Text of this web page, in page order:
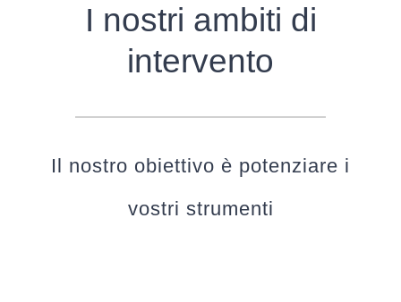
I nostri ambiti di
intervento
Il nostro obiettivo è potenziare i
vostri strumenti